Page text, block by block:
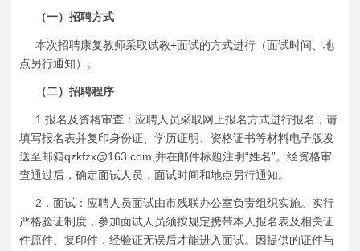
（一）招聘方式
本次招聘康复教师采取试教+面试的方式进行（面试时间、地
点另行通知）。
（二）招聘程序
1.报名及资格审查：应聘人员采取网上报名方式进行报名，请
填写报名表并复印身份证、学历证明、资格证书等材料电子版发
送至邮箱qzkfzx@163.com, 并在邮件标题注明“姓名”。经资格审
查通过后，确定面试人员，面试时间和地点另行通知。
2 ．面试：应聘人员面试由市残联办公室负责组织实施。实行
严格验证制度，参加面试人员须按规定携带本人报名表及相关证
件原件、复印件，经验证无误后才能进入面试。因提供的证件与